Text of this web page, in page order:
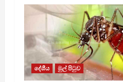
දේශීය මුල් පිටුව